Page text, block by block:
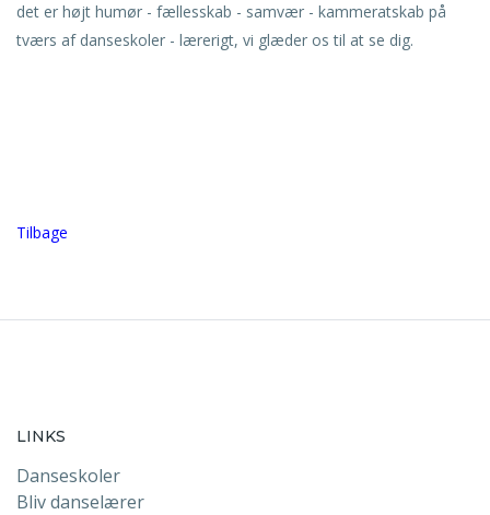
det er højt humør - fællesskab - samvær - kammeratskab på
tværs af danseskoler - lærerigt, vi glæder os til at se dig.
Tilbage
LINKS
Danseskoler
Bliv danselærer